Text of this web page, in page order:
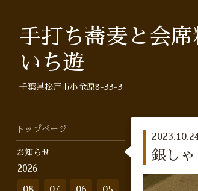
手打ち蕎麦と会席
いち遊
千葉県松戸市小金原8-33-3
銀し
トップページ
お知らせ
2026